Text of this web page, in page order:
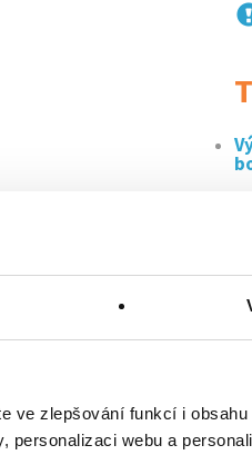
ve zlepšování funkcí i
webu a